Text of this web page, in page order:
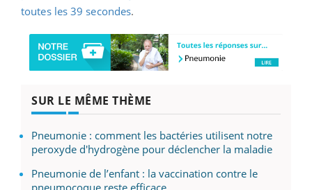
toutes les 39 secondes.
SUR LE MÊME THÈME
Pneumonie : comment les bactéries utilisent notre
peroxyde d'hydrogène pour déclencher la maladie
Pneumonie de l’enfant : la vaccination contre le